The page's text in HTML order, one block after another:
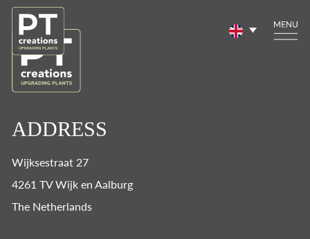
ADDRESS
Wijksestraat 27
4261 TV Wijk en Aalburg
The Netherlands